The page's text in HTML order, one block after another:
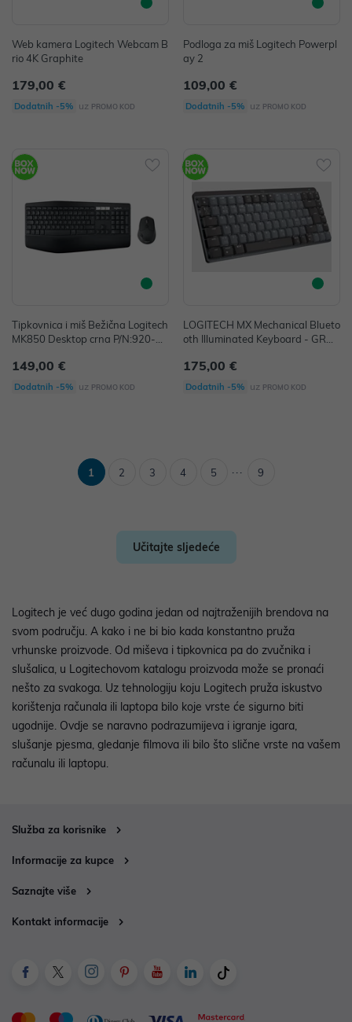
Web kamera Logitech Webcam B
rio 4K Graphite
179,00 €
Dodatnih -5% uz PROMO KOD
Podloga za miš Logitech Powerpl
ay 2
109,00 €
Dodatnih -5% uz PROMO KOD
Tipkovnica i miš Bežična Logitech
MK850 Desktop crna P/N:920-00
149,00 €
Dodatnih -5% uz PROMO KOD
LOGITECH MX Mechanical Blueto
oth Illuminated Keyboard - GRAP
175,00 €
Dodatnih -5% uz PROMO KOD
1 2 3 4 5 ... 9
Učitajte sljedeće
Logitech je već dugo godina jedan od najtraženijih brendova na
svom području. A kako i ne bi bio kada konstantno pruža
vrhunske proizvode. Od miševa i tipkovnica pa do zvučnika i
slušalica, u Logitechovom katalogu proizvoda može se pronaći
nešto za svakoga. Uz tehnologiju koju Logitech pruža iskustvo
korištenja računala ili laptopa bilo koje vrste će sigurno biti
ugodnije. Ovdje se naravno podrazumijeva i igranje igara,
slušanje pjesma, gledanje filmova ili bilo što slične vrste na vašem
računalu ili laptopu.
Služba za korisnike
Informacije za kupce
Saznajte više
Kontakt informacije